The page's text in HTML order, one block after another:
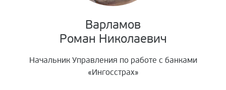
Варламов
Роман Николаевич
Начальник Управления по работе с банками
«Ингосстрах»